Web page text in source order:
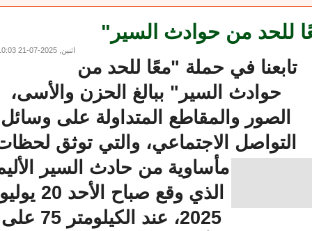
من حوادث السير"
اثنين, 2025-07-21 10:03
تابعنا في حملة "معًا للحد من
حوادث السير" ببالغ الحزن والأسى،
الصور والمقاطع المتداولة على وسائل
التواصل الاجتماعي، والتي توثق لحظات
مأساوية من حادث السير الأليم
الذي وقع صباح الأحد 20 يوليو
2025، عند الكيلومتر 75 على